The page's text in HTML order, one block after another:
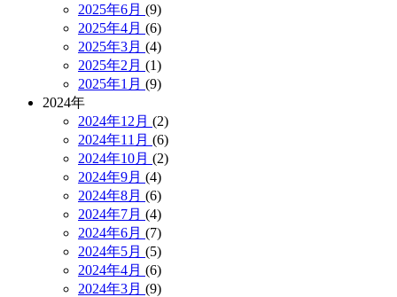
2025年6月 (9)
2025年4月 (6)
2025年3月 (4)
2025年2月 (1)
2025年1月 (9)
2024年
2024年12月 (2)
2024年11月 (6)
2024年10月 (2)
2024年9月 (4)
2024年8月 (6)
2024年7月 (4)
2024年6月 (7)
2024年5月 (5)
2024年4月 (6)
2024年3月 (9)